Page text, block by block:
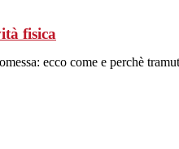
fisica
ecco come e perchè